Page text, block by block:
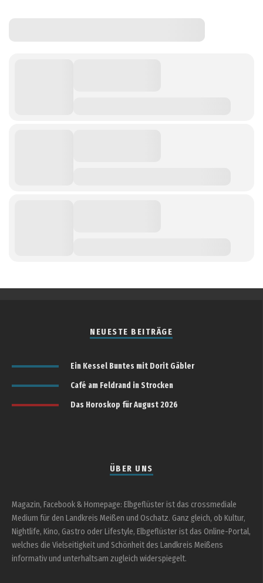
NEUESTE BEITRÄGE
Ein Kessel Buntes mit Dorit Gäbler
Café am Feldrand in Strocken
Das Horoskop für August 2026
ÜBER UNS
Magazin, Facebook & Homepage: Elbgeflüster ist das crossmediale
Medium für den Landkreis Meißen und Oschatz. Ganz gleich, ob Kultur,
Nightlife, Kino, Gastro oder Lifestyle, Elbgeflüster ist das Online-Portal,
welches die Vielseitigkeit und Schönheit des Landkreis Meißens
informativ und unterhaltsam zugleich widerspiegelt.